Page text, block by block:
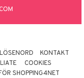
KONTAKT
COOKIES
SHOPPING4NET